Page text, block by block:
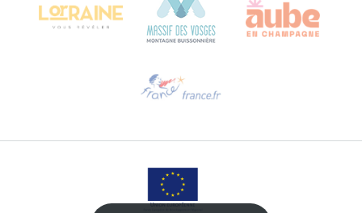
Stuur ons een e-mail